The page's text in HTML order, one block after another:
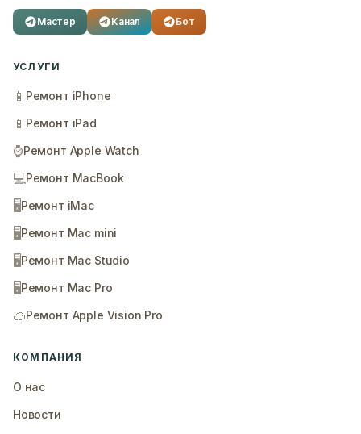
Мастер Канал Бот
УСЛУГИ
📱 Ремонт iPhone
📱 Ремонт iPad
⌚Ремонт Apple Watch
💻Ремонт MacBook
🖥️Ремонт iMac
🖥️Ремонт Mac mini
🖥️Ремонт Mac Studio
🖥️Ремонт Mac Pro
🥽Ремонт Apple Vision Pro
КОМПАНИЯ
О нас
Новости